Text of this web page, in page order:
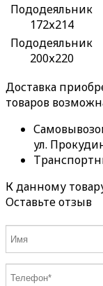
Пододеяльник
172х214
Пододеяльник
200х220
Доставка
товаров
ул.
К данному
Оставьте отзыв